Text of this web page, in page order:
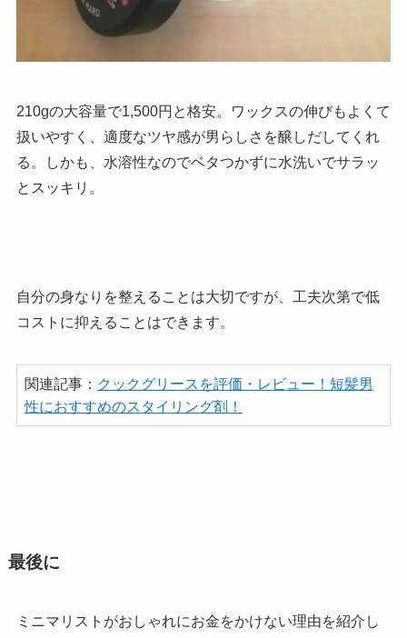
210gの大容量で1,500円と格安。ワックスの伸びもよくて
扱いやすく、適度なツヤ感が男らしさを醸しだしてくれ
る。しかも、水溶性なのでベタつかずに水洗いでサラッ
とスッキリ。
自分の身なりを整えることは大切ですが、工夫次第で低
コストに抑えることはできます。
関連記事： クックグリースを評価・レビュー！短髪男
性におすすめのスタイリング剤！
最後に
ミニマリストがおしゃれにお金をかけない理由を紹介し